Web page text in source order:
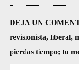
DEJA UN
revisionista, liberal,
pierdas tiempo; tu